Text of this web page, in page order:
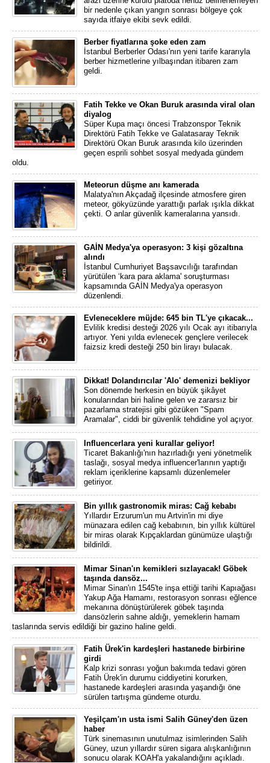
bir nedenle çıkan yangın sonrası bölgeye çok
sayıda itfaiye ekibi sevk edildi.
Berber fiyatlarına şoke eden zam
İstanbul Berberler Odası'nın yeni tarife kararıyla
berber hizmetlerine yılbaşından itibaren zam
geldi.
Fatih Tekke ve Okan Buruk arasında viral olan
diyalog
Süper Kupa maçı öncesi Trabzonspor Teknik
Direktörü Fatih Tekke ve Galatasaray Teknik
Direktörü Okan Buruk arasında kilo üzerinden
geçen esprili sohbet sosyal medyada gündem
oldu.
Meteorun düşme anı kamerada
Malatya'nın Akçadağ ilçesinde atmosfere giren
meteor, gökyüzünde yarattığı parlak ışıkla dikkat
çekti. O anlar güvenlik kameralarına yansıdı.
GAİN Medya'ya operasyon: 3 kişi gözaltına
alındı
İstanbul Cumhuriyet Başsavcılığı tarafından
yürütülen ‘kara para aklama' soruşturması
kapsamında GAİN Medya'ya operasyon
düzenlendi.
Evleneceklere müjde: 645 bin TL'ye çıkacak...
Evlilik kredisi desteği 2026 yılı Ocak ayı itibarıyla
artıyor. Yeni yılda evlenecek gençlere verilecek
faizsiz kredi desteği 250 bin lirayı bulacak.
Dikkat! Dolandırıcılar 'Alo' demenizi bekliyor
Son dönemde herkesin en büyük şikâyet
konularından biri haline gelen ve zararsız bir
pazarlama stratejisi gibi gözüken "Spam
Aramalar", ciddi bir güvenlik tehdidine yol açıyor.
Influencerlara yeni kurallar geliyor!
Ticaret Bakanlığı'nın hazırladığı yeni yönetmelik
taslağı, sosyal medya influencer'larının yaptığı
reklam içeriklerine kapsamlı düzenlemeler
getiriyor.
Bin yıllık gastronomik miras: Cağ kebabı
Yıllardır Erzurum'un mu Artvin'in mi diye
münazara edilen cağ kebabının, bin yıllık kültürel
bir miras olarak Kıpçaklardan günümüze ulaştığı
bildirildi.
Mimar Sinan'ın kemikleri sızlayacak! Göbek
taşında dansöz...
Mimar Sinan'ın 1545'te inşa ettiği tarihi Kapıağası
Yakup Ağa Hamamı, restorasyon sonrası eğlence
mekanına dönüştürülerek göbek taşında
dansözlerin sahne aldığı, yemeklerin hamam
taslarında servis edildiği bir gazino haline geldi.
Fatih Ürek'in kardeşleri hastanede birbirine
girdi
Kalp krizi sonrası yoğun bakımda tedavi gören
Fatih Ürek'in durumu ciddiyetini korurken,
hastanede kardeşleri arasında yaşandığı öne
sürülen tartışma gündeme oturdu.
Yeşilçam'ın usta ismi Salih Güney'den üzen
haber
Türk sinemasının unutulmaz isimlerinden Salih
Güney, uzun yıllardır süren sigara alışkanlığının
sonucu olarak KOAH'a yakalandığını açıkladı.